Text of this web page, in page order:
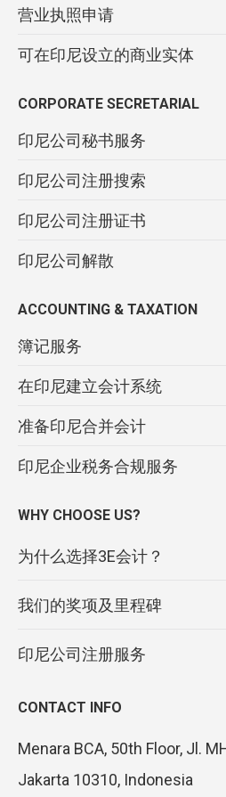
营业执照申请
可在印尼设立的商业实体
CORPORATE SECRETARIAL
印尼公司秘书服务
印尼公司注册搜索
印尼公司注册证书
印尼公司解散
ACCOUNTING & TAXATION
簿记服务
在印尼建立会计系统
准备印尼合并会计
印尼企业税务合规服务
WHY CHOOSE US?
为什么选择3E会计？
我们的奖项及里程碑
印尼公司注册服务
CONTACT INFO
Menara BCA, 50th Floor, Jl.
Jakarta 10310, Indonesia